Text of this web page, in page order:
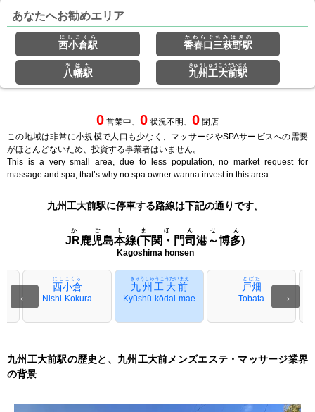
あなたへお勧めエリア
西小倉駅
にしこくら
香春口三萩野駅
かわらぐちみはぎの
八幡駅
やはた
九州工大前駅
きゅうしゅうこうだいまえ
0 営業中、 0 状況不明、 0 閉店
この地域は非常に小規模で人口も少なく、マッサージやSPAサービスへの需要
がほとんどないため、投資する事業者はいません。
This is a very small area, due to less population, no market request for
massage and spa, that’s why no spa owner wanna invest in this area.
九州工大前駅に停車する路線は下記の通りです。
JR鹿児島本線(下関・門司港～博多)
かごしまほんせん
Kagoshima honsen
←
西小倉
にしこくら
Nishi-Kokura
九州工大前
きゅうしゅうこうだいまえ
Kyūshū-kōdai-mae
戸畑
とばた
Tobata →
九州工大前駅の歴史と、九州工大前メンズエステ・マッサージ業界
の背景